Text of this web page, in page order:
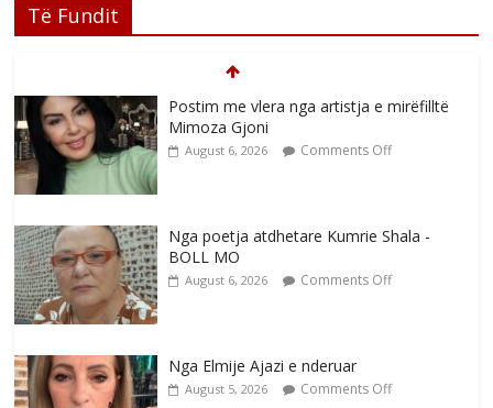
Të Fundit
Postim me vlera nga artistja e mirëfilltë
Mimoza Gjoni
August 6, 2026 Comments Off
Nga poetja atdhetare Kumrie Shala -
BOLL MO
August 6, 2026 Comments Off
Nga Elmije Ajazi e nderuar
August 5, 2026 Comments Off